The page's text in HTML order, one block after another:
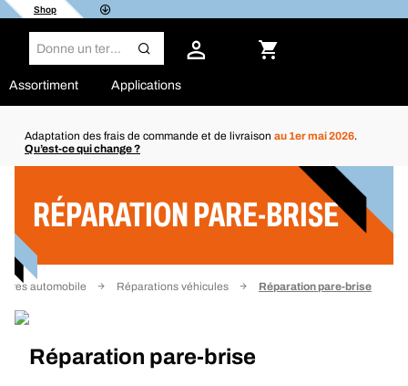
Shop
Assortiment Applications
Adaptation des frais de commande et de livraison au 1er mai 2026.
Qu’est-ce qui change ?
RÉPARATION PARE-BRISE
automobile Réparations véhicules Réparation pare-brise
Réparation pare-brise